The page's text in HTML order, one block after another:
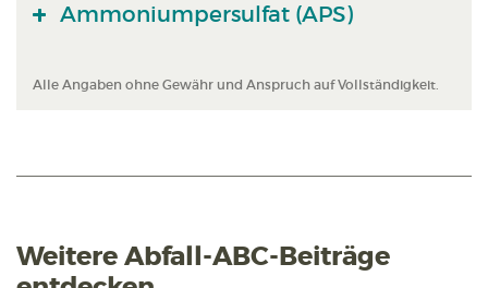
Ammoniumpersulfat (APS)
Alle Angaben ohne Gewähr und Anspruch auf Vollständigkeit.
Weitere Abfall-ABC-Beiträge